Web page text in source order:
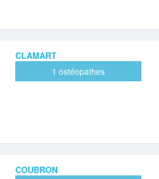
CLAMART
1 ostéopathes
COUBRON